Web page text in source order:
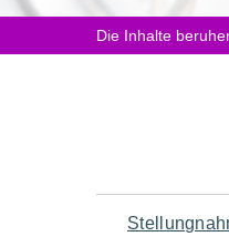
hier:Die Inhalte